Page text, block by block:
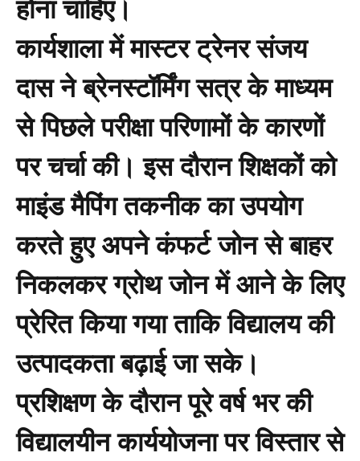
होना चाहिए।
कार्यशाला में मास्टर ट्रेनर संजय
दास ने ब्रेनस्टॉर्मिंग सत्र के माध्यम
से पिछले परीक्षा परिणामों के कारणों
पर चर्चा की। इस दौरान शिक्षकों को
माइंड मैपिंग तकनीक का उपयोग
करते हुए अपने कंफर्ट जोन से बाहर
निकलकर ग्रोथ जोन में आने के लिए
प्रेरित किया गया ताकि विद्यालय की
उत्पादकता बढ़ाई जा सके।
प्रशिक्षण के दौरान पूरे वर्ष भर की
विद्यालयीन कार्ययोजना पर विस्तार से